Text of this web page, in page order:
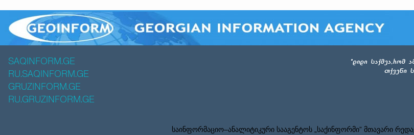
SAQINFORM.GE
RU.SAQINFORM.GE
GRUZINFORM.GE
RU.GRUZINFORM.GE
საინფორმაციო–ანალიტიკური სააგენტოს „საქინფორმი” მთავარი